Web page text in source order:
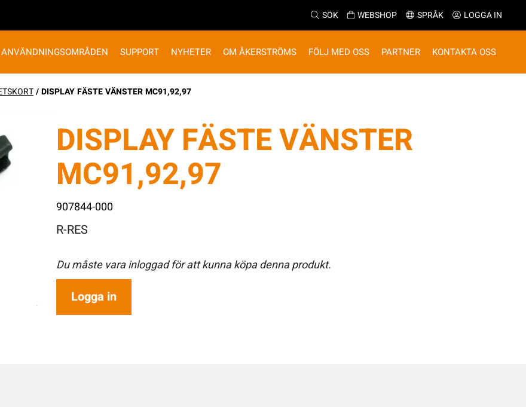
SÖK WEBSHOP SPRÅK LOGGA IN
ANVÄNDNINGSOMRÅDEN SUPPORT NYHETER OM ÅKERSTRÖMS FÖLJ MED OSS PARTNER KONTAKTA OSS
/ DISPLAY FÄSTE VÄNSTER MC91,92,97
DISPLAY FÄSTE VÄNSTER
MC91,92,97
907844-000
R-RES
Du måste vara inloggad för att kunna köpa denna produkt.
Logga in